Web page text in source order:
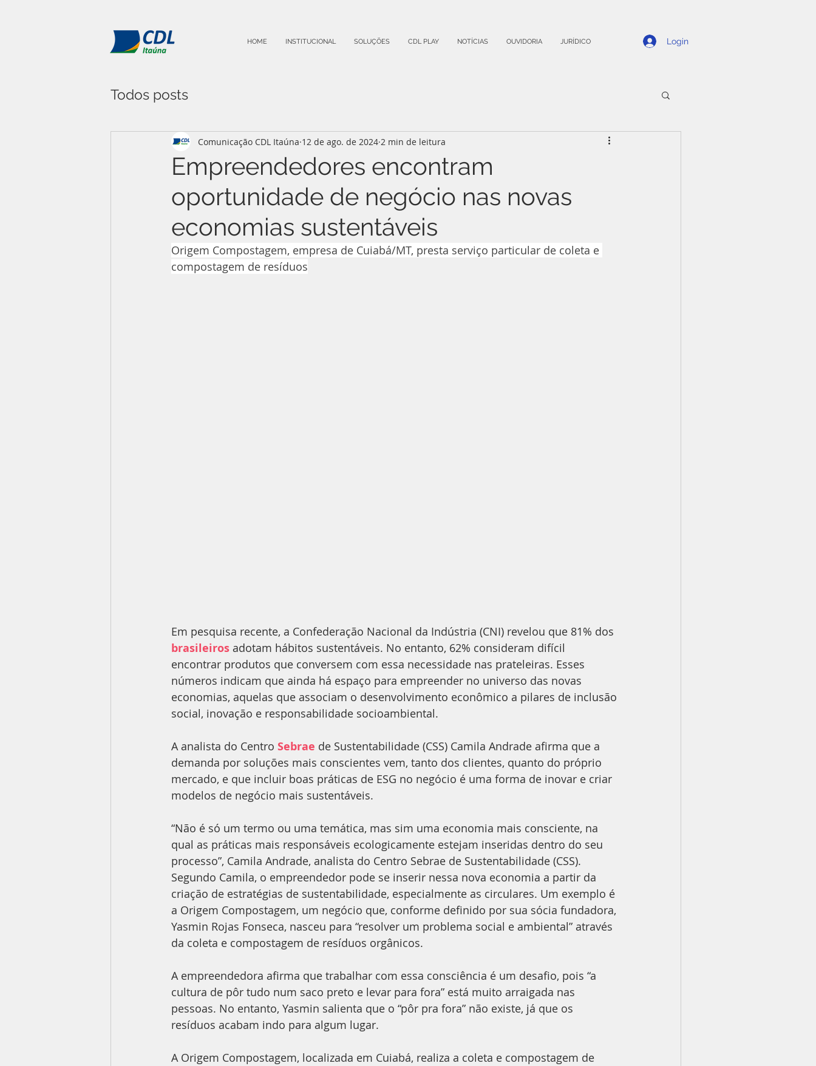
HOME INSTITUCIONAL SOLUÇÕES CDL PLAY NOTÍCIAS OUVIDORIA JURÍDICO Login
Todos posts
Empreendedores encontram
oportunidade de negócio nas novas
economias sustentáveis
Comunicação CDL Itaúna 12 de ago. de 2024 2 min de leitura
Origem Compostagem, empresa de Cuiabá/MT, presta serviço particular de coleta e
compostagem de resíduos
Em pesquisa recente, a Confederação Nacional da Indústria (CNI) revelou que 81% dos
brasileiros adotam hábitos sustentáveis. No entanto, 62% consideram difícil
encontrar produtos que conversem com essa necessidade nas prateleiras. Esses
números indicam que ainda há espaço para empreender no universo das novas
economias, aquelas que associam o desenvolvimento econômico a pilares de inclusão
social, inovação e responsabilidade socioambiental.
A analista do Centro Sebrae de Sustentabilidade (CSS) Camila Andrade afirma que a
demanda por soluções mais conscientes vem, tanto dos clientes, quanto do próprio
mercado, e que incluir boas práticas de ESG no negócio é uma forma de inovar e criar
modelos de negócio mais sustentáveis.
“Não é só um termo ou uma temática, mas sim uma economia mais consciente, na
qual as práticas mais responsáveis ecologicamente estejam inseridas dentro do seu
processo”, Camila Andrade, analista do Centro Sebrae de Sustentabilidade (CSS).
Segundo Camila, o empreendedor pode se inserir nessa nova economia a partir da
criação de estratégias de sustentabilidade, especialmente as circulares. Um exemplo é
a Origem Compostagem, um negócio que, conforme definido por sua sócia fundadora,
Yasmin Rojas Fonseca, nasceu para “resolver um problema social e ambiental” através
da coleta e compostagem de resíduos orgânicos.
A empreendedora afirma que trabalhar com essa consciência é um desafio, pois “a
cultura de pôr tudo num saco preto e levar para fora” está muito arraigada nas
pessoas. No entanto, Yasmin salienta que o “pôr pra fora” não existe, já que os
resíduos acabam indo para algum lugar.
A Origem Compostagem, localizada em Cuiabá, realiza a coleta e compostagem de